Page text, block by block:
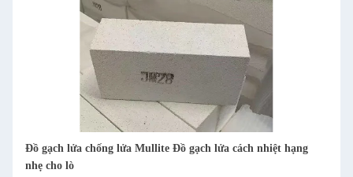
Đồ gạch lửa chống lửa Mullite Đồ gạch lửa cách nhiệt hạng
nhẹ cho lò